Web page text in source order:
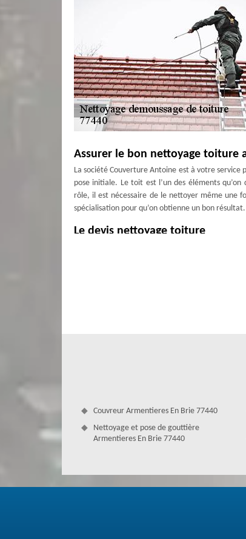
Assurer le bon nettoyage toiture
La société Couverture Antoine est à votre
pose initiale. Le toit est l’un des éléments
rôle, il est nécessaire de le nettoyer même une
spécialisation pour qu’on obtienne un bon
Le devis nettoyage toiture
Nettoyage de toiture à
Les mousses et les lichens qui s’approprient
toit pour le débarrasser de ces mauvaises
agréable à voir. En plus, un toit négligé peut
Couvreur Armentieres En Brie 77440
Nettoyage et pose de gouttière
Armentieres En Brie 77440